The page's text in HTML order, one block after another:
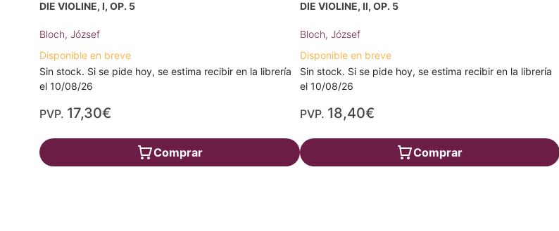
DIE VIOLINE, I, OP. 5
Bloch, József
Disponible en breve
Sin stock. Si se pide hoy, se estima recibir en la librería
el 10/08/26
PVP. 17,30€
Comprar
DIE VIOLINE, II, OP. 5
Bloch, József
Disponible en breve
Sin stock. Si se pide hoy, se estima recibir en la librería
el 10/08/26
PVP. 18,40€
Comprar